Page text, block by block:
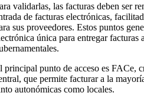
validarlas, las facturas deben ser
de facturas electrónicas,
sus proveedores. Estos puntos
única para entregar facturas
principal punto de acceso es FACe,
que permite facturar a la
autonómicas como locales.